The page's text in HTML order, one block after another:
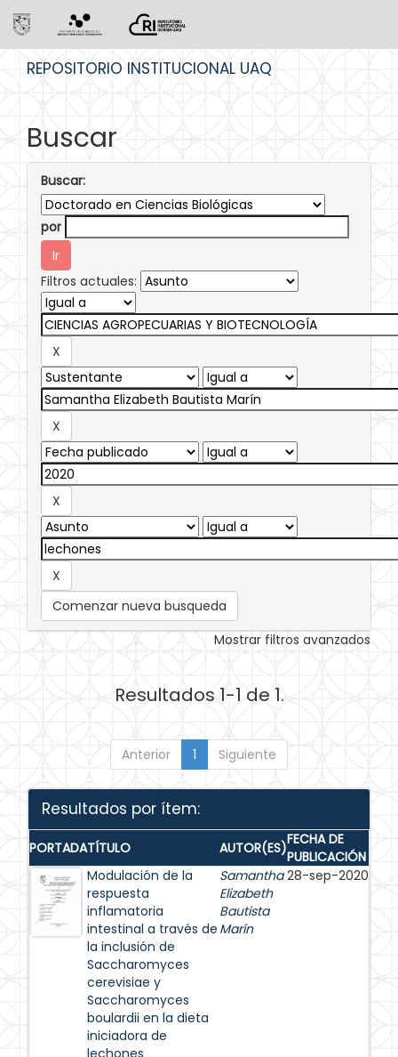
REPOSITORIO INSTITUCIONAL UAQ
Buscar
Buscar:
por
Filtros actuales:
Comenzar nueva busqueda
Mostrar filtros avanzados
Resultados 1-1 de 1.
Anterior 1 Siguiente
Resultados por ítem:
PORTADATÍTULO AUTOR(ES)FECHA DE
PUBLICACIÓN
Modulación de la
respuesta
inflamatoria
intestinal a través de
la inclusión de
Saccharomyces
cerevisiae y
Saccharomyces
boulardii en la dieta
iniciadora de
lechones
Samantha
Elizabeth
Bautista
Marín
28-sep-2020